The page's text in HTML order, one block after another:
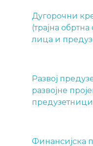
Дугорочни
(трајна
лица и
Развој
развојне
предузетници
Финансијска